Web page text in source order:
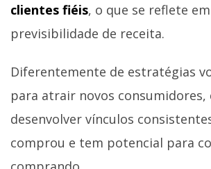
clientes fiéis, o que se reflete
previsibilidade de receita.
Diferentemente de estratégias
para atrair novos consumidores,
desenvolver vínculos
comprou e tem potencial para